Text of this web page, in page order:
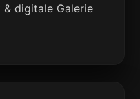
digitale Galerie